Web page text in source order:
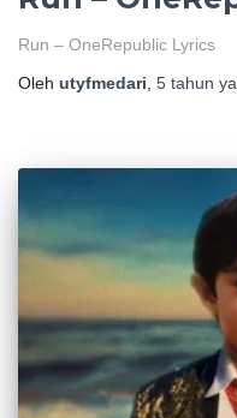
Run – OneRepublic Lyrics
Oleh utyfmedari 5 tahun